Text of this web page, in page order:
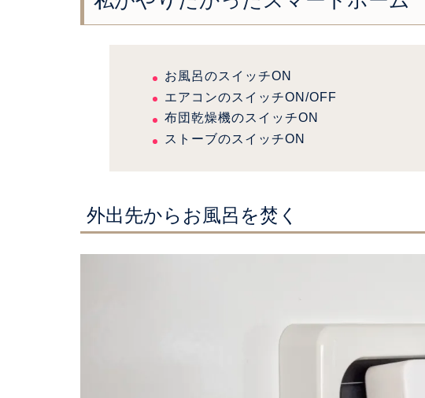
お風呂のスイッチON
エアコンのスイッチON/OFF
布団乾燥機のスイッチON
ストーブのスイッチON
外出先からお風呂を焚く